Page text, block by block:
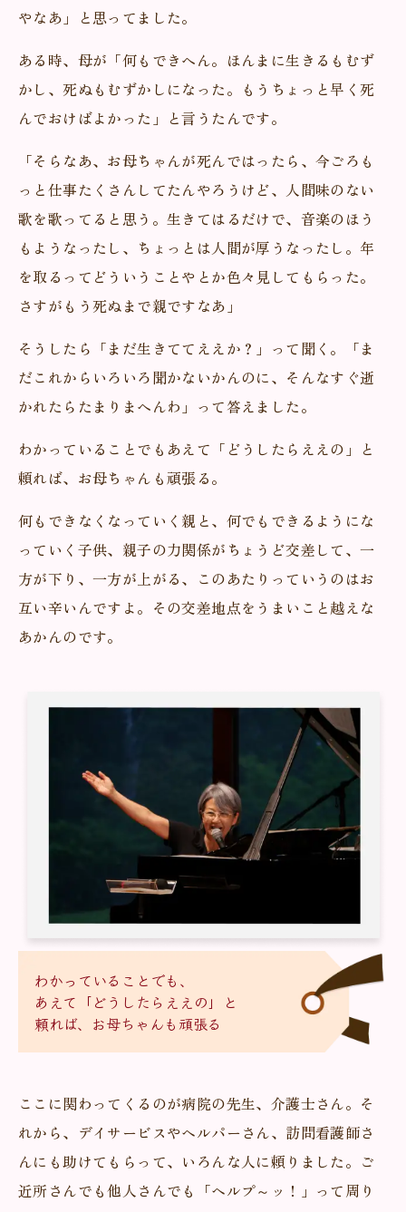
やなあ」と思ってました。
ある時、母が「何もできへん。ほんまに生きるもむず
かし、死ぬもむずかしになった。もうちょっと早く死
んでおけばよかった」と言うたんです。
「そらなあ、お母ちゃんが死んではったら、今ごろも
っと仕事たくさんしてたんやろうけど、人間味のない
歌を歌ってると思う。生きてはるだけで、音楽のほう
もようなったし、ちょっとは人間が厚うなったし。年
を取るってどういうことやとか色々見してもらった。
さすがもう死ぬまで親ですなあ」
そうしたら「まだ生きててええか？」って聞く。「ま
だこれからいろいろ聞かないかんのに、そんなすぐ逝
かれたらたまりまへんわ」って答えました。
わかっていることでもあえて「どうしたらええの」と
頼れば、お母ちゃんも頑張る。
何もできなくなっていく親と、何でもできるようにな
っていく子供、親子の力関係がちょうど交差して、一
方が下り、一方が上がる、このあたりっていうのはお
互い辛いんですよ。その交差地点をうまいこと越えな
あかんのです。
わかっていることでも、
あえて「どうしたらええの」と
頼れば、お母ちゃんも頑張る
ここに関わってくるのが病院の先生、介護士さん。そ
れから、デイサービスやヘルパーさん、訪問看護師さ
んにも助けてもらって、いろんな人に頼りました。ご
近所さんでも他人さんでも「ヘルプ～ッ！」って周り